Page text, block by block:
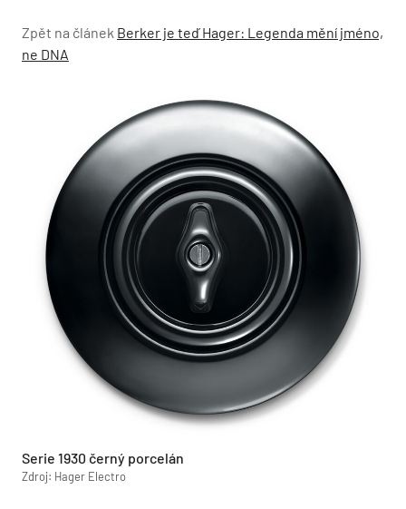
Zpět na článek Berker je teď Hager: Legenda mění jméno,
ne DNA
Serie 1930 černý porcelán
Zdroj: Hager Electro